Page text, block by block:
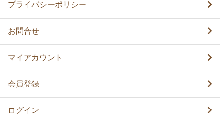
プライバシーポリシー
お問合せ
マイアカウント
会員登録
ログイン